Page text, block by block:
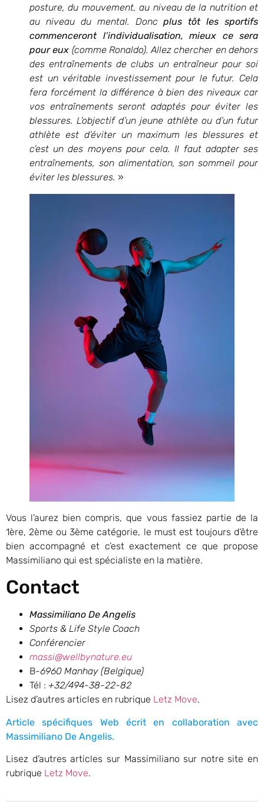
posture, du mouvement, au niveau de la nutrition et
au niveau du mental. Doncplus tôt les sportifs
commenceront l’individualisation, mieux ce sera
pour eux (comme Ronaldo). Allez chercher en dehors
des entraînements de clubs un entraîneur pour soi
est un véritable investissement pour le futur. Cela
fera forcément la différence à bien des niveaux car
vos entraînements seront adaptés pour éviter les
blessures. L’objectif d’un jeune athlète ou d’un futur
athlète est d’éviter un maximum les blessures et
c’est un des moyens pour cela. Il faut adapter ses
entraînements, son alimentation, son sommeil pour
éviter les blessures. »
Vous l’aurez bien compris, que vous fassiez partie de la
1ère, 2ème ou 3ème catégorie, le must est toujours d’être
bien accompagné et c’est exactement ce que propose
Massimiliano qui est spécialiste en la matière.
Contact
Massimiliano De Angelis
Sports & Life Style Coach
Conférencier
massi@wellbynature.eu
B-6960 Manhay (Belgique)
Tél : +32/494-38-22-82
Lisez d’autres articles en rubrique Letz Move.
Article spécifiques Web écrit en collaboration avec
Massimiliano De Angelis.
Lisez d’autres articles sur Massimiliano sur notre site en
rubrique Letz Move.